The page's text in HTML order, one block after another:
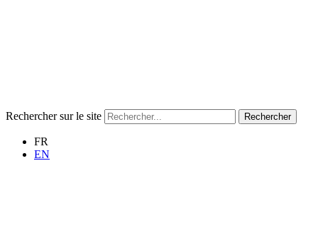
Rechercher sur le site Rechercher
FR
EN